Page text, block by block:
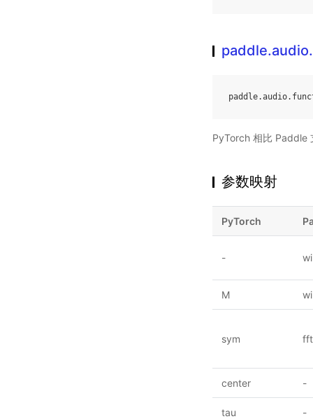
paddle.audio.
PyTorch 相比 Paddle
参数映射
PyTorch
-
M
sym
center -
tau -